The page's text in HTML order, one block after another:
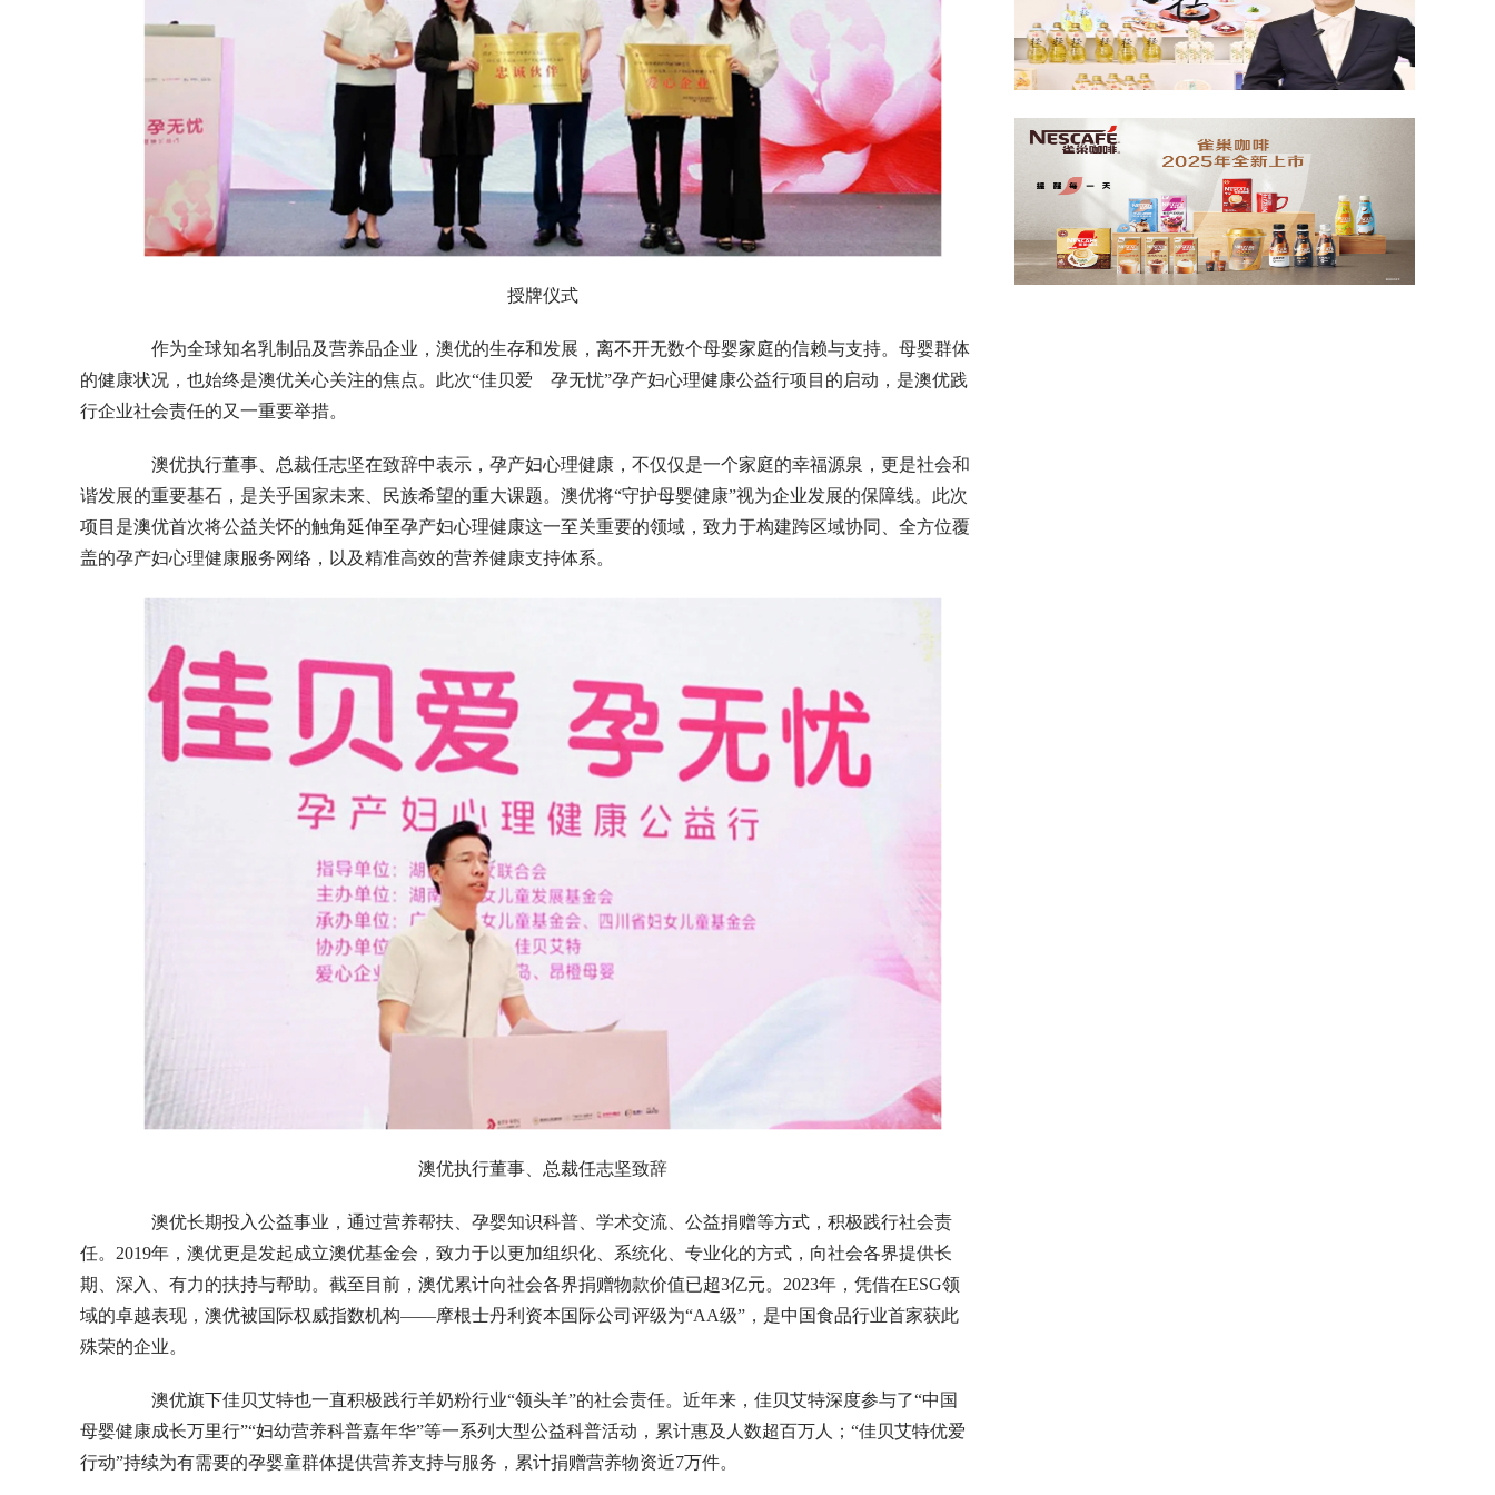
授牌仪式
作为全球知名乳制品及营养品企业，澳优的生存和发展，离不开无数个母婴家庭的信赖与支持。母婴群体
的健康状况，也始终是澳优关心关注的焦点。此次“佳贝爱 孕无忧”孕产妇心理健康公益行项目的启动，是澳优践
行企业社会责任的又一重要举措。
澳优执行董事、总裁任志坚在致辞中表示，孕产妇心理健康，不仅仅是一个家庭的幸福源泉，更是社会和
谐发展的重要基石，是关乎国家未来、民族希望的重大课题。澳优将“守护母婴健康”视为企业发展的保障线。此次
项目是澳优首次将公益关怀的触角延伸至孕产妇心理健康这一至关重要的领域，致力于构建跨区域协同、全方位覆
盖的孕产妇心理健康服务网络，以及精准高效的营养健康支持体系。
澳优执行董事、总裁任志坚致辞
澳优长期投入公益事业，通过营养帮扶、孕婴知识科普、学术交流、公益捐赠等方式，积极践行社会责
任。2019年，澳优更是发起成立澳优基金会，致力于以更加组织化、系统化、专业化的方式，向社会各界提供长
期、深入、有力的扶持与帮助。截至目前，澳优累计向社会各界捐赠物款价值已超3亿元。2023年，凭借在ESG领
域的卓越表现，澳优被国际权威指数机构——摩根士丹利资本国际公司评级为“AA级”，是中国食品行业首家获此
殊荣的企业。
澳优旗下佳贝艾特也一直积极践行羊奶粉行业“领头羊”的社会责任。近年来，佳贝艾特深度参与了“中国
母婴健康成长万里行”“妇幼营养科普嘉年华”等一系列大型公益科普活动，累计惠及人数超百万人；“佳贝艾特优爱
行动”持续为有需要的孕婴童群体提供营养支持与服务，累计捐赠营养物资近7万件。